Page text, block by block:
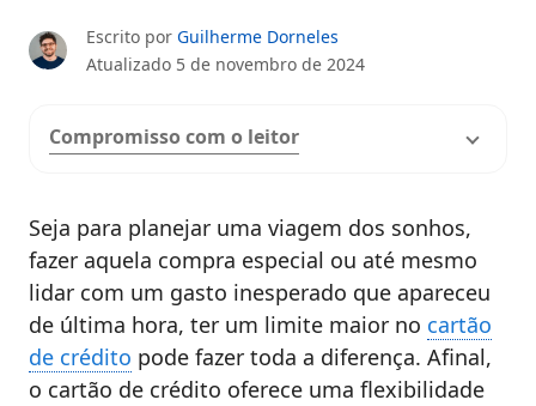
Escrito por Guilherme Dorneles
Atualizado 5 de novembro de 2024
Compromisso com o leitor
Seja para planejar uma viagem dos sonhos,
fazer aquela compra especial ou até mesmo
lidar com um gasto inesperado que apareceu
de última hora, ter um limite maior no cartão
de crédito pode fazer toda a diferença. Afinal,
o cartão de crédito oferece uma flexibilidade